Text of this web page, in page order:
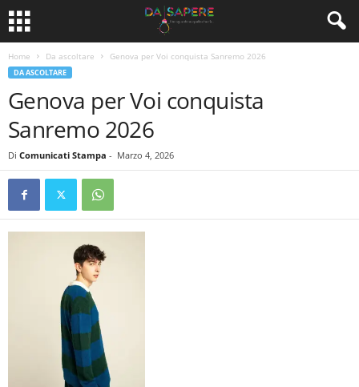
Home Da ascoltare Genova per Voi conquista Sanremo 2026
DA ASCOLTARE
Genova per Voi conquista
Sanremo 2026
Di Comunicati Stampa - Marzo 4, 2026